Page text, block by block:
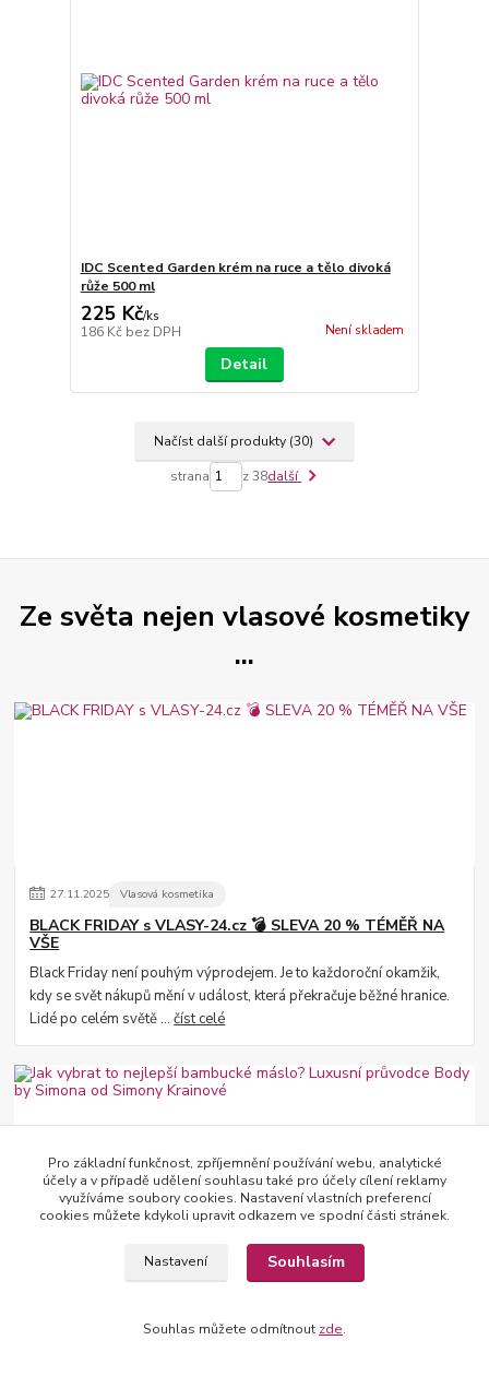
IDC Scented Garden krém na ruce a tělo divoká
růže 500 ml
225 Kč/ks
186 Kč bez DPH Není skladem
Detail
Načíst další produkty (30)
strana z 38další
Ze světa nejen vlasové kosmetiky
...
27.11.2025 Vlasová kosmetika
BLACK FRIDAY s VLASY-24.cz 💣 SLEVA 20 % TÉMĚŘ NA
VŠE
Black Friday není pouhým výprodejem. Je to každoroční okamžik,
kdy se svět nákupů mění v událost, která překračuje běžné hranice.
Lidé po celém světě ...číst celé
Péče o pleť
Jak vybrat to nejlepší bambucké máslo? Luxusní
Objevte prémiová bambucká másla Body by Simona od Simony
Pro základní funkčnost, zpříjemnění používání webu, analytické
účely a v případě udělení souhlasu také pro účely cílení reklamy
využíváme soubory cookies. Nastavení vlastních preferencí
cookies můžete kdykoli upravit odkazem ve spodní části stránek.
Nastavení Souhlasím
Souhlas můžete odmítnout zde.